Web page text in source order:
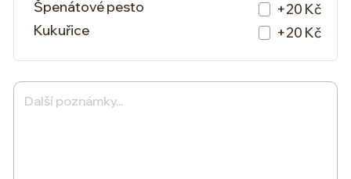
Špenátové pesto
+20 Kč
Kukuřice
+20 Kč